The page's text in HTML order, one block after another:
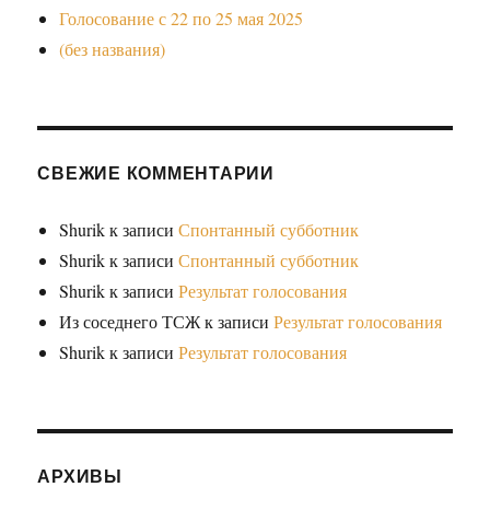
Голосование с 22 по 25 мая 2025
(без названия)
СВЕЖИЕ КОММЕНТАРИИ
Shurikк записиСпонтанный субботник
Shurikк записиСпонтанный субботник
Shurikк записиРезультат голосования
Из соседнего ТСЖк записиРезультат голосования
Shurikк записиРезультат голосования
АРХИВЫ